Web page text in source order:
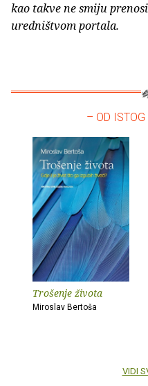
kao takve ne smiju
uredništvom portala.
– OD
Trošenje života
Miroslav Bertoša
VIDI